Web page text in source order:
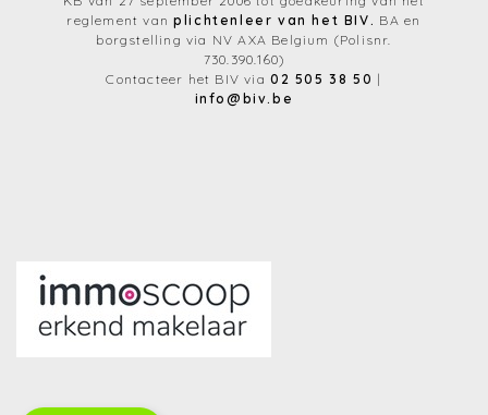
reglement vanplichtenleer van het BIV. BA en
borgstelling via NV AXA Belgium (Polisnr.
730.390.160)
Contacteer het BIV via 02 505 38 50 |
info@biv.be